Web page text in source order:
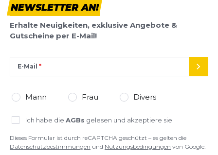
NEWSLETTER AN!
Erhalte Neuigkeiten, exklusive Angebote &
Gutscheine per E-Mail!
E-Mail
Mann Frau Divers
Ich habe die AGBs gelesen und akzeptiere sie.
Dieses Formular ist durch reCAPTCHA geschützt – es gelten die
Datenschutzbestimmungen und Nutzungsbedingungen von Google.